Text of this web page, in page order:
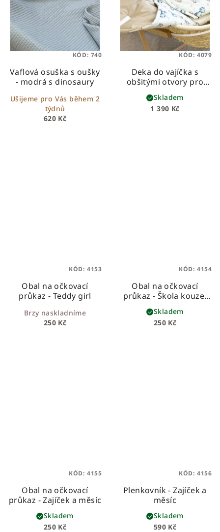
Vaflová osuška s oušky
- modrá s dinosaury
620 Kč
Ušijeme pro Vás během 2
týdnů
KÓD: 740
Deka do vajíčka s
obšitými otvory pro
bezpečnostní pásy –
béžová s dinosaury
1 390 Kč
Skladem
KÓD: 4079
Obal na očkovací
průkaz - Teddy girl
250 Kč
Brzy naskladníme
KÓD: 4153
Obal na očkovací
průkaz - Škola kouzel
na vínové
250 Kč
Skladem
KÓD: 4154
Obal na očkovací
průkaz - Zajíček a měsíc
250 Kč
Skladem
KÓD: 4155
Plenkovník - Zajíček a
měsíc
590 Kč
Skladem
KÓD: 4156